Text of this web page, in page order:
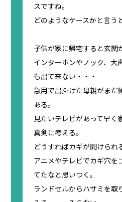
スですね。
どのようなケースかと言う
子供が家に帰宅すると玄関
インターホンやノック、大
も出て来ない・・・
急用で出掛けた母親がまだ
ある。
見たいテレビがあって早く
真剣に考える。
どうすればカギが開けられ
アニメやテレビでカギ穴を
てたなと思いつく。
ランドセルからハサミを取